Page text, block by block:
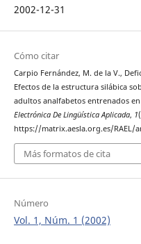
2002-12-31
Cómo citar
Carpio Fernández, M. de la V.,
Efectos de la estructura silábica
adultos analfabetos entrenados
Electrónica De Lingüística Aplicada, 1
https://matrix.aesla.org.es/RAEL/
Más formatos de cita
Número
Vol. 1, Núm. 1 (2002)